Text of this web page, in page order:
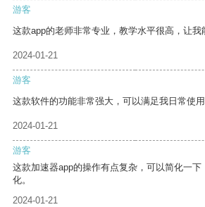
游客
这款app的老师非常专业，教学水平很高，让我
2024-01-21
游客
这款软件的功能非常强大，可以满足我日常使用
2024-01-21
游客
这款加速器app的操作有点复杂，可以简化一
化。
2024-01-21